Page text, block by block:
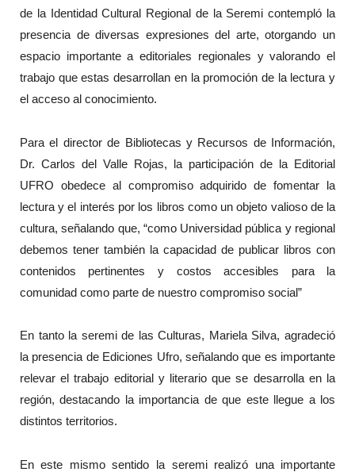
de la Identidad Cultural Regional de la Seremi contempló la
presencia de diversas expresiones del arte, otorgando un
espacio importante a editoriales regionales y valorando el
trabajo que estas desarrollan en la promoción de la lectura y
el acceso al conocimiento.
Para el director de Bibliotecas y Recursos de Información,
Dr. Carlos del Valle Rojas, la participación de la Editorial
UFRO obedece al compromiso adquirido de fomentar la
lectura y el interés por los libros como un objeto valioso de la
cultura, señalando que, “como Universidad pública y regional
debemos tener también la capacidad de publicar libros con
contenidos pertinentes y costos accesibles para la
comunidad como parte de nuestro compromiso social”
En tanto la seremi de las Culturas, Mariela Silva, agradeció
la presencia de Ediciones Ufro, señalando que es importante
relevar el trabajo editorial y literario que se desarrolla en la
región, destacando la importancia de que este llegue a los
distintos territorios.
En este mismo sentido la seremi realizó una importante